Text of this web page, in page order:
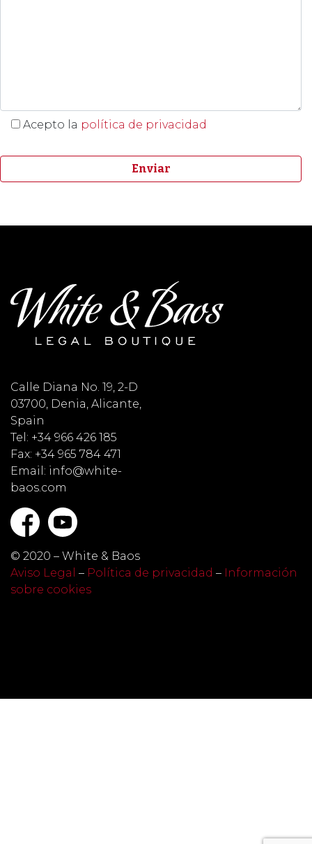
Acepto la política de privacidad
Calle Diana No. 19, 2-D
03700, Denia, Alicante,
Spain
Tel: +34 966 426 185
Fax: +34 965 784 471
Email: info@white-
baos.com
© 2020 – White & Baos
Aviso Legal – Política de privacidad – Información
sobre cookies